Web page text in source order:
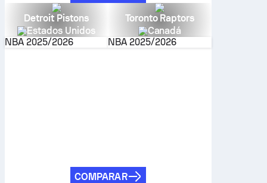
Detroit Pistons
Estados Unidos
NBA 2025/2026
Toronto Raptors
Canadá
NBA 2025/2026
COMPARAR